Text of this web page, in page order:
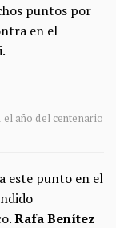
puntos por
en el
año del centenario
este punto en el
Rafa Benítez